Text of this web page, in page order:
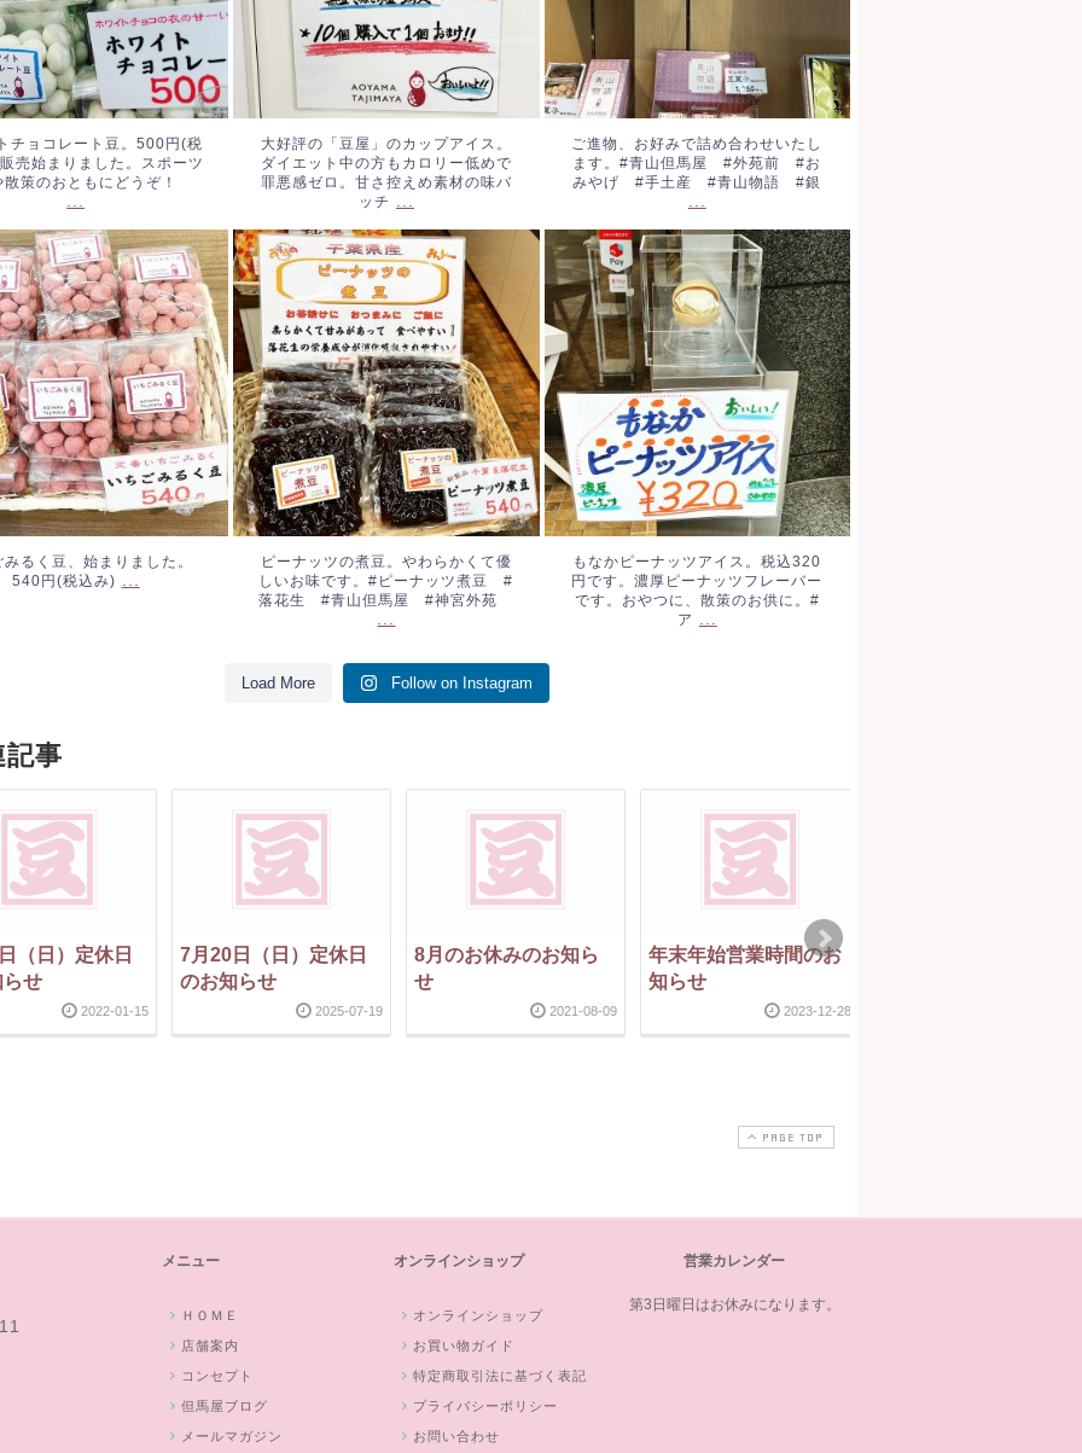
チョコレート豆。500円(税
売始まりました。スポーツ
散策のおともにどうぞ！
...
大好評の「豆屋」のカップアイス。
ダイエット中の方もカロリー低めで
罪悪感ゼロ。甘さ控えめ素材の味バ
ッチ ...
ご進物、お好みで詰め合わせいたし
ます。#青山但馬屋 #外苑前 #お
みやげ #手土産 #青山物語 #銀
...
みるく豆、始まりまし
円(税込み)...
みるく豆、始まりました。
540円(税込み)
ピーナッツの煮豆。やわらかく
て優しいお味です。#ピーナッ
ツ煮豆 #落花生 #青山但馬
屋 #神宮外苑...
ピーナッツの煮豆。やわらかくて優
しいお味です。#ピーナッツ煮豆 #
落花生 #青山但馬屋 #神宮外苑
もなかピーナッツアイス。税込
320円です。濃厚ピーナッツフ
レーバーです。おやつに、散策
のお供に。#ア...
もなかピーナッツアイス。税込320
円です。濃厚ピーナッツフレーバー
です。おやつに、散策のお供に。#
ア
Load More Follow on Instagram
記事
（日）定休日
せ
2022-01-15
7月20日（日）定休日
のお知らせ
2025-07-19
8月のお休みのお知ら
せ
2021-08-09
年末年始営業時間のお
知らせ
2023-12-28
PAGE TOP
メニュー
ＨＯＭＥ
店舗案内
コンセプト
但馬屋ブログ
メールマガジン
オンラインショップ
オンラインショップ
お買い物ガイド
特定商取引法に基づく表記
プライバシーポリシー
お問い合わせ
営業カレンダー
第3日曜日はお休みになります。